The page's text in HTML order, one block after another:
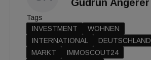
Gudrun Angerer
Tags
INVESTMENT
WOHNEN
INTERNATIONAL
DEUTSCHLAND
MARKT
IMMOSCOUT24